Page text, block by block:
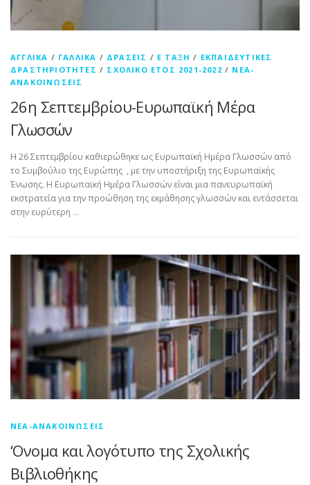
ΑΓΓΛΙΚΆ / ΓΑΛΛΙΚΆ / ΔΡΆΣΕΙΣ / Ε ΤΆΞΗ / ΕΚΠΑΙΔΕΥΤΙΚΈΣ
ΔΡΑΣΤΗΡΙΌΤΗΤΕΣ / ΣΧΟΛΙΚΌ ΈΤΟΣ 2021-2022 / ΝΈΑ-
ΑΝΑΚΟΙΝΏΣΕΙΣ
26η Σεπτεμβρίου-Ευρωπαϊκή Μέρα
Γλωσσών
Η 26 Σεπτεμβρίου καθιερώθηκε ως Ευρωπαϊκή Ημέρα Γλωσσών από
το Συμβούλιο της Ευρώπης , με την υποστήριξη της Ευρωπαϊκής
Ένωσης. Η Ευρωπαϊκή Ημέρα Γλωσσών είναι μια πανευρωπαϊκή
εκστρατεία για την προώθηση της εκμάθησης γλωσσών και εντάσσεται
στην ευρύτερη …
ΝΈΑ-ΑΝΑΚΟΙΝΏΣΕΙΣ
‘Ονομα και λογότυπο της Σχολικής
Βιβλιοθήκης